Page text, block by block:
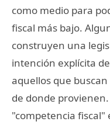
como medio para
fiscal más bajo.
construyen una
intención explícita
aquellos que
de donde
"competencia fiscal"